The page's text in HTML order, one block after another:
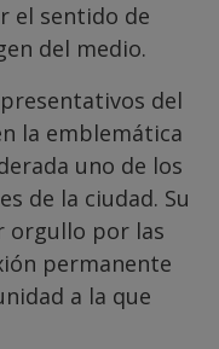
el sentido de
del medio.
del
la emblemática
uno de los
de la ciudad. Su
orgullo por las
permanente
a la que